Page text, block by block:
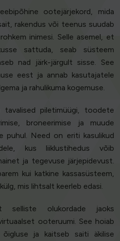
ootejärjekord, mida
rakendus või teenus suudab
inimesi. Selle asemel, et
sattuda, seab süsteem
nad järk-järgult sisse. See
eest ja annab kasutajatele
ja rahulikuma kogemuse.
tavalised piletimüügi, toodete
broneerimise ja muude
puhul. Need on eriti kasulikud
kus liiklustihedus võib
ja tegevuse järjepidevust.
kui katkine kassasüsteem,
mis lihtsalt keerleb edasi.
selliste olukordade jaoks
ooteruumi. See hoiab
õigluse ja kaitseb saiti äkilise